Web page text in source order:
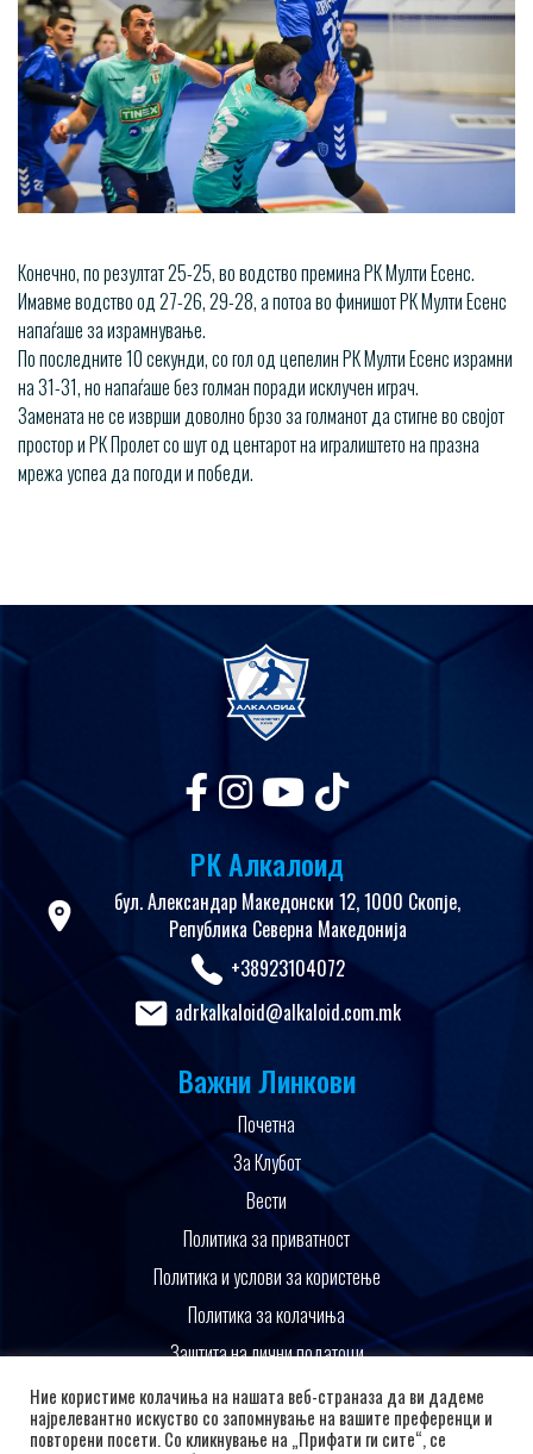
Конечно, по резултат 25-25, во водство премина РК Мулти Есенс.
Имавме водство од 27-26, 29-28, а потоа во финишот РК Мулти Есенс
напаѓаше за израмнување.
По последните 10 секунди, со гол од цепелин РК Мулти Есенс израмни
на 31-31, но напаѓаше без голман поради исклучен играч.
Замената не се изврши доволно брзо за голманот да стигне во својот
простор и РК Пролет со шут од центарот на игралиштето на празна
мрежа успеа да погоди и победи.
РК Алкалоид
бул. Александар Македонски 12, 1000 Скопје,
Република Северна Македонија
+38923104072
adrkalkaloid@alkaloid.com.mk
Важни Линкови
Почетна
За Клубот
Вести
Политика за приватност
Политика и услови за користење
Политика за колачиња
Заштита на лични податоци
Поддржано од
Ние користиме колачиња на нашата веб-страназа да ви дадеме
најрелевантно искуство со запомнување на вашите преференци и
повторени посети. Со кликнување на „Прифати ги сите“, се